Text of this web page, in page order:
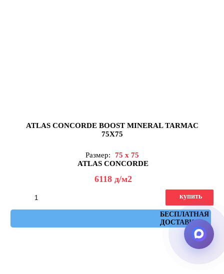
ATLAS CONCORDE BOOST MINERAL TARMAC
75X75
Размер:
75 x 75
ATLAS CONCORDE
6118 д/м2
БЕСПЛАТНАЯ
ДОСТАВКА
купить